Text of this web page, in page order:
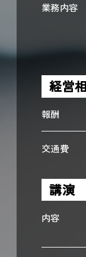
業務内容
経営
報酬
交通費
講演
内容